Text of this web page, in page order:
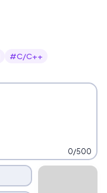
#C/C++
0/500